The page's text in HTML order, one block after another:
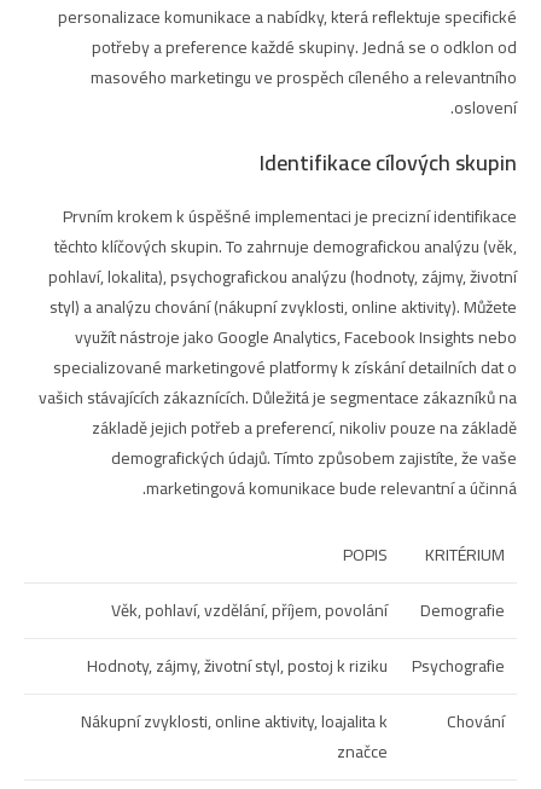
personalizace komunikace a nabídky, která reflektuje specifické
potřeby a preference každé skupiny. Jedná se o odklon od
masového marketingu ve prospěch cíleného a relevantního
oslovení.
Identifikace cílových skupin
Prvním krokem k úspěšné implementaci je precizní identifikace
těchto klíčových skupin. To zahrnuje demografickou analýzu (věk,
pohlaví, lokalita), psychografickou analýzu (hodnoty, zájmy, životní
styl) a analýzu chování (nákupní zvyklosti, online aktivity). Můžete
využít nástroje jako Google Analytics, Facebook Insights nebo
specializované marketingové platformy k získání detailních dat o
vašich stávajících zákaznících. Důležitá je segmentace zákazníků na
základě jejich potřeb a preferencí, nikoliv pouze na základě
demografických údajů. Tímto způsobem zajistíte, že vaše
marketingová komunikace bude relevantní a účinná.
KRITÉRIUM
POPIS
Demografie
Věk, pohlaví, vzdělání, příjem, povolání
Psychografie
Hodnoty, zájmy, životní styl, postoj k riziku
Chování
Nákupní zvyklosti, online aktivity, loajalita k
značce